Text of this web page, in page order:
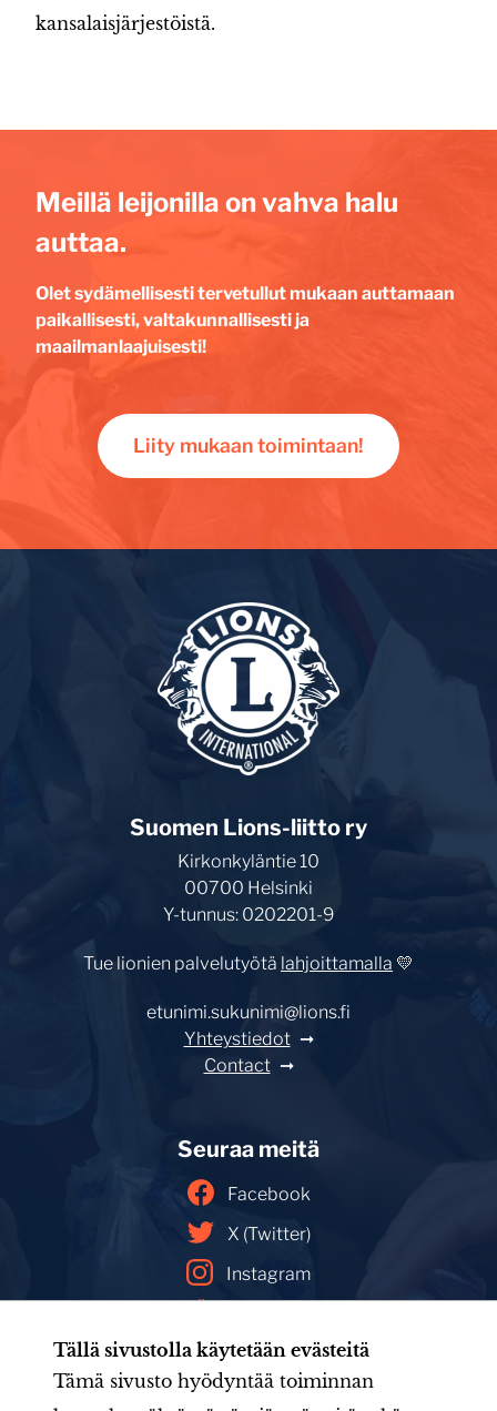
Tällä sivustolla käytetään evästeitä
Tämä sivusto hyödyntää toiminnan
kansalaisjärjestöistä.
Meillä leijonilla on vahva halu
auttaa.
Olet sydämellisesti tervetullut mukaan auttamaan
paikallisesti, valtakunnallisesti ja
maailmanlaajuisesti!
Liity mukaan toimintaan!
Suomen Lions-liitto ry
Kirkonkyläntie 10
00700 Helsinki
Y-tunnus: 0202201-9
Tue lionien palvelutyötä lahjoittamalla 💛
etunimi.sukunimi@lions.fi
Yhteystiedot
Contact
Seuraa meitä
Facebook
X (Twitter)
Instagram
Facebookin mainoskirjasto